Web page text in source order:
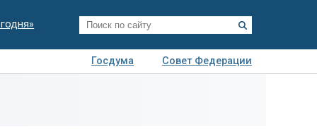
Госдума
Совет Федерации